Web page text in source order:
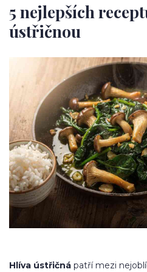
5 nejlepších
ústřičnou
Hlíva ústřičná patří mezi